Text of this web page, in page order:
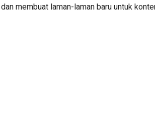
membuat laman-laman baru untuk